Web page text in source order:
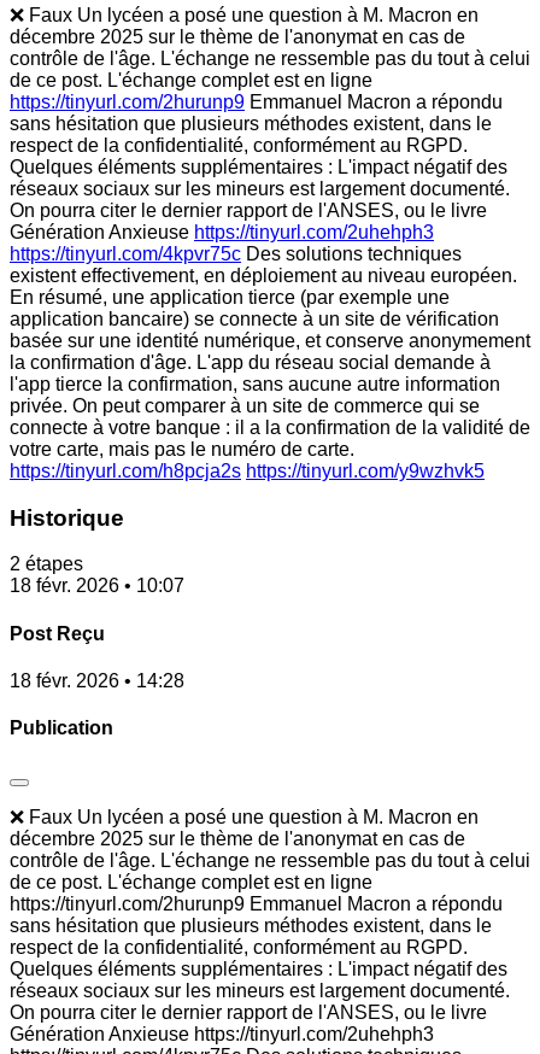
❌ Faux Un lycéen a posé une question à M. Macron en
décembre 2025 sur le thème de l'anonymat en cas de
contrôle de l'âge. L'échange ne ressemble pas du tout à celui
de ce post. L'échange complet est en ligne
https://tinyurl.com/2hurunp9 Emmanuel Macron a répondu
sans hésitation que plusieurs méthodes existent, dans le
respect de la confidentialité, conformément au RGPD.
Quelques éléments supplémentaires : L'impact négatif des
réseaux sociaux sur les mineurs est largement documenté.
On pourra citer le dernier rapport de l'ANSES, ou le livre
Génération Anxieuse https://tinyurl.com/2uhehph3
https://tinyurl.com/4kpvr75c Des solutions techniques
existent effectivement, en déploiement au niveau européen.
En résumé, une application tierce (par exemple une
application bancaire) se connecte à un site de vérification
basée sur une identité numérique, et conserve anonymement
la confirmation d'âge. L'app du réseau social demande à
l'app tierce la confirmation, sans aucune autre information
privée. On peut comparer à un site de commerce qui se
connecte à votre banque : il a la confirmation de la validité de
votre carte, mais pas le numéro de carte.
https://tinyurl.com/h8pcja2s https://tinyurl.com/y9wzhvk5
Historique
2 étapes
18 févr. 2026 • 10:07
Post Reçu
18 févr. 2026 • 14:28
Publication
❌ Faux Un lycéen a posé une question à M. Macron en
décembre 2025 sur le thème de l'anonymat en cas de
contrôle de l'âge. L'échange ne ressemble pas du tout à celui
de ce post. L'échange complet est en ligne
https://tinyurl.com/2hurunp9 Emmanuel Macron a répondu
sans hésitation que plusieurs méthodes existent, dans le
respect de la confidentialité, conformément au RGPD.
Quelques éléments supplémentaires : L'impact négatif des
réseaux sociaux sur les mineurs est largement documenté.
On pourra citer le dernier rapport de l'ANSES, ou le livre
Génération Anxieuse https://tinyurl.com/2uhehph3